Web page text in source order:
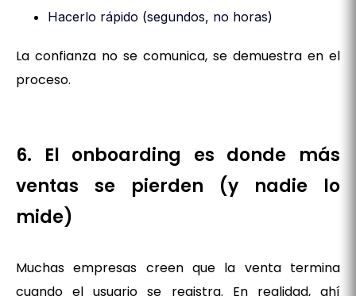
Hacerlo rápido (segundos, no horas)
La confianza no se comunica, se demuestra en el
proceso.
6. El onboarding es donde más
ventas se pierden (y nadie lo
mide)
Muchas empresas creen que la venta termina
cuando el usuario se registra. En realidad, ahí